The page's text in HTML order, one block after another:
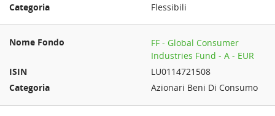
Flessibili
FF - Global Consumer
Industries Fund - A - EUR
LU0114721508
Azionari Beni Di Consumo